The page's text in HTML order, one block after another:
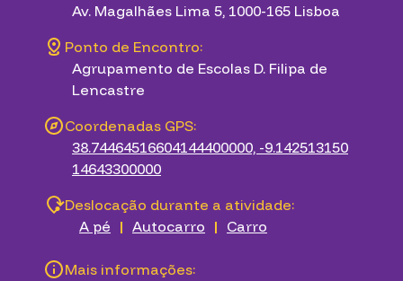
Av. Magalhães Lima 5, 1000-165 Lisboa
Ponto de Encontro:
Agrupamento de Escolas D. Filipa de
Lencastre
Coordenadas GPS:
38.74464516604144400000, -9.142513150
14643300000
Deslocação durante a atividade:
A pé | Autocarro | Carro
Mais informações: